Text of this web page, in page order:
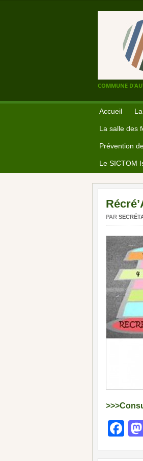
COMMUNE
Accueil
La salle des
Prévention
Le SICTOM
PAR